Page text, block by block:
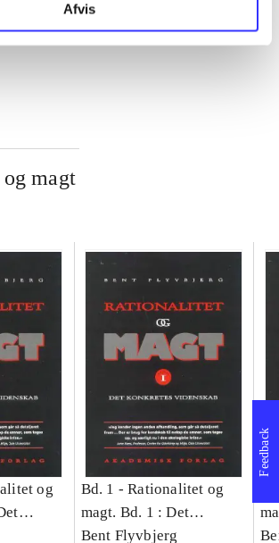
Afvis
magt
og
Bd. 1 -Rationalitet og
magt. Bd. 1 : Det
konkretes videnskab
Bent Flyvbjerg
Feedback